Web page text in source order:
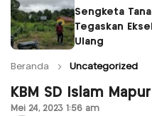
Sengketa
Tegaskan
Ulang
Beranda Uncategorized
KBM SD Islam
Mei 24, 2023 1:56 am